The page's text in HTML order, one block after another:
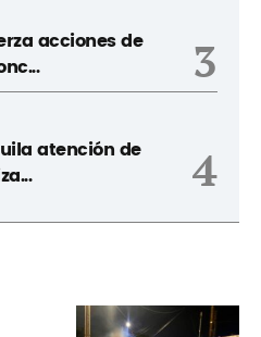
acciones de
3
atención de
4